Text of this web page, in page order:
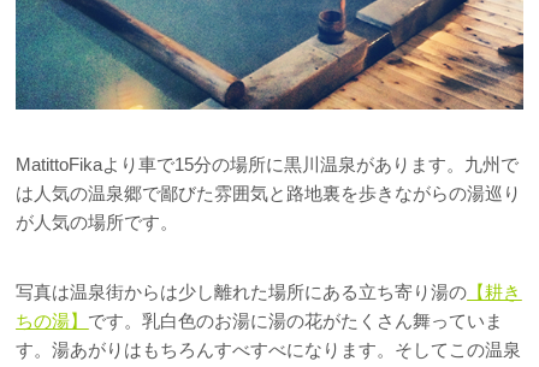
MatittoFikaより車で15分の場所に黒川温泉があります。九州で
は人気の温泉郷で鄙びた雰囲気と路地裏を歩きながらの湯巡り
が人気の場所です。
写真は温泉街からは少し離れた場所にある立ち寄り湯の 【耕き
ちの湯】 です。乳白色のお湯に湯の花がたくさん舞っていま
す。湯あがりはもちろんすべすべになります。そしてこの温泉